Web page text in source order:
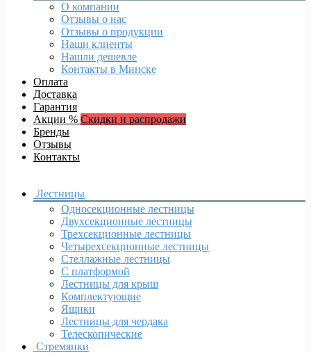
О компании
Отзывы о нас
Отзывы о продукции
Наши клиенты
Нашли дешевле
Контакты в Минске
Оплата
Доставка
Гарантия
Акции % Скидки и распродажи
Бренды
Отзывы
Контакты
Лестницы
Односекционные лестницы
Двухсекционные лестницы
Трехсекционные лестницы
Четырехсекционные лестницы
Стеллажные лестницы
С платформой
Лестницы для крыш
Комплектующие
Ящики
Лестницы для чердака
Телескопические
Стремянки